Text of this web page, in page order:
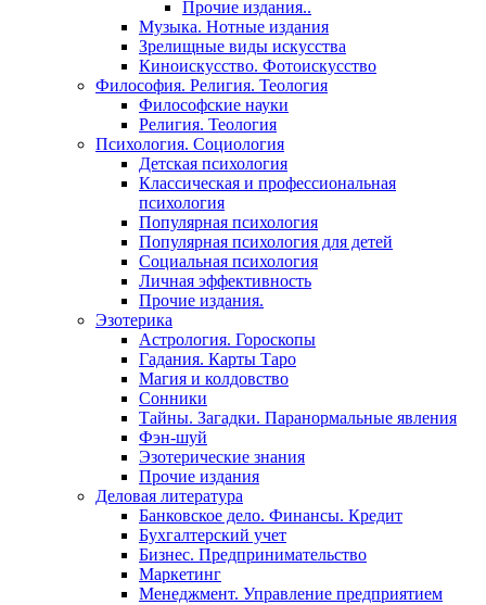
Прочие издания..
Музыка. Нотные издания
Зрелищные виды искусства
Киноискусство. Фотоискусство
Философия. Религия. Теология
Философские науки
Религия. Теология
Психология. Социология
Детская психология
Классическая и профессиональная
психология
Популярная психология
Популярная психология для детей
Социальная психология
Личная эффективность
Прочие издания.
Эзотерика
Астрология. Гороскопы
Гадания. Карты Таро
Магия и колдовство
Сонники
Тайны. Загадки. Паранормальные явления
Фэн-шуй
Эзотерические знания
Прочие издания
Деловая литература
Банковское дело. Финансы. Кредит
Бухгалтерский учет
Бизнес. Предпринимательство
Маркетинг
Менеджмент. Управление предприятием